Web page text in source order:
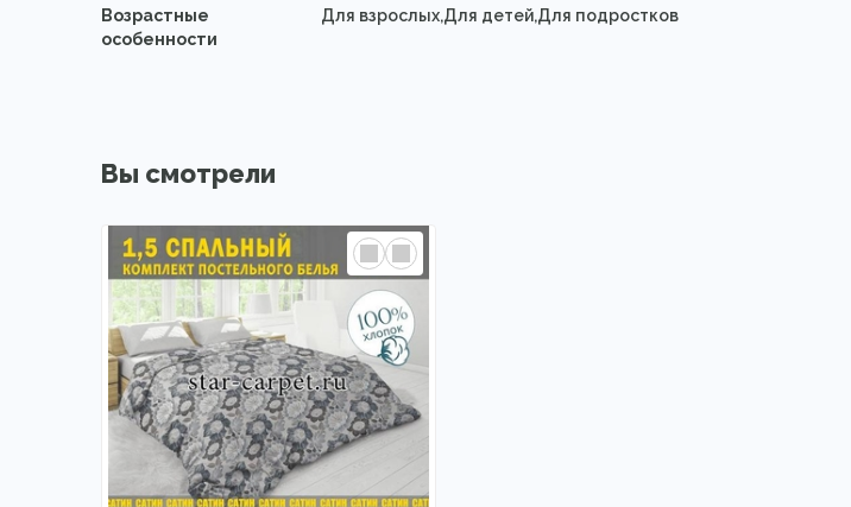
Возрастные
особенности
Для взрослых,Для детей,Для подростков
Вы смотрели